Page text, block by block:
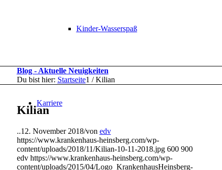
Kinder-Wasserspaß
Karriere
Blog - Aktuelle Neuigkeiten
Du bist hier: Startseite1 / Kilian
Kilian
..12. November 2018/von edv
https://www.krankenhaus-heinsberg.com/wp-
content/uploads/2018/11/Kilian-10-11-2018.jpg 600 900
edv https://www.krankenhaus-heinsberg.com/wp-
content/uploads/2015/04/Logo_KrankenhausHeinsberg-